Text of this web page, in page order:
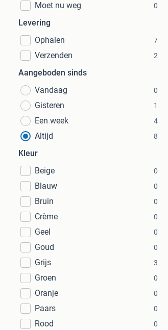
Moet nu weg
0
Levering
Ophalen
7
Verzenden 2
Aangeboden sinds
Vandaag
0
Gisteren 1
Een week 4
Altijd 8
Kleur
Beige
0
Blauw 0
Bruin 0
Crème 0
Geel 0
Goud 0
Grijs 3
Groen 0
Oranje 0
Paars 0
Rood 0